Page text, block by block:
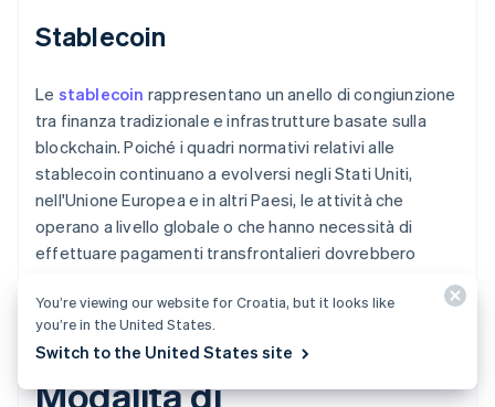
Stablecoin
Le stablecoin rappresentano un anello di congiunzione
tra finanza tradizionale e infrastrutture basate sulla
blockchain. Poiché i quadri normativi relativi alle
stablecoin continuano a evolversi negli Stati Uniti,
nell'Unione Europea e in altri Paesi, le attività che
operano a livello globale o che hanno necessità di
effettuare pagamenti transfrontalieri dovrebbero
Modalità di
You’re viewing our website for Croatia, but it looks like
you’re in the United States.
Switch to the United States site